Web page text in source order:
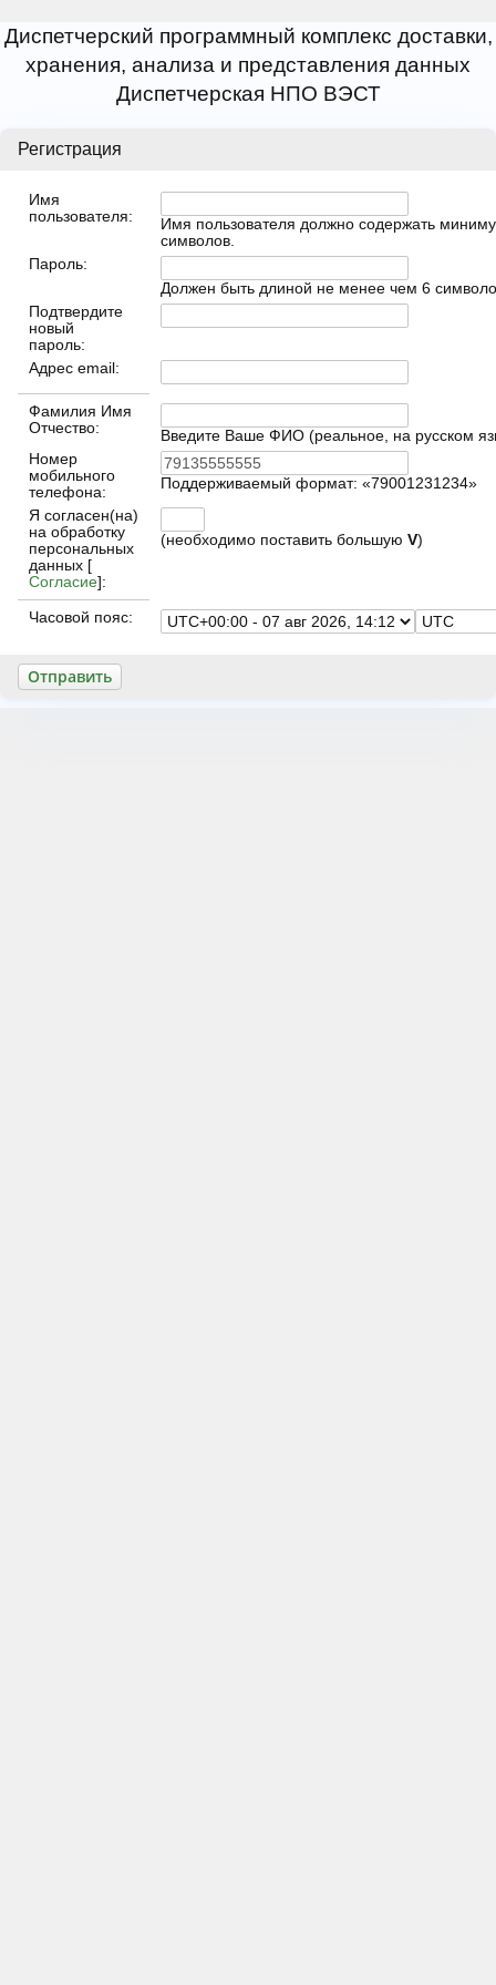
Диспетчерский программный комплекс доставки,
хранения, анализа и представления данных
Диспетчерская НПО ВЭСТ
Регистрация
Имя
пользователя:
Имя пользователя должно содержать
символов.
Пароль:
Должен быть длиной не менее чем 6
Подтвердите
новый
пароль:
Адрес email:
Фамилия Имя
Отчество:
Введите Ваше ФИО (реальное, на русском
Номер
мобильного
телефона:
Поддерживаемый формат: «79001231234»
Я согласен(на)
на обработку
персональных
данных [
Согласие]:
(необходимо поставить большую V)
Часовой пояс: